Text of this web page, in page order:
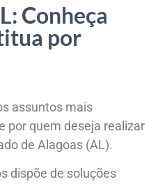
Conheça
por
assuntos mais
por quem deseja realizar
de Alagoas (AL).
dispõe de soluções